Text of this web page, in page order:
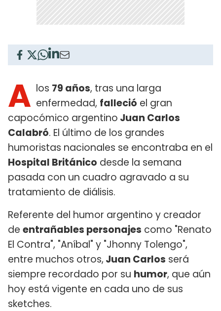
A los 79 años, tras una larga
enfermedad, falleció el gran
capocómico argentino Juan Carlos
Calabró. El último de los grandes
humoristas nacionales se encontraba en el
Hospital Británico desde la semana
pasada con un cuadro agravado a su
tratamiento de diálisis.
Referente del humor argentino y creador
de entrañables personajes como "Renato
El Contra", "Aníbal" y "Jhonny Tolengo",
entre muchos otros, Juan Carlos será
siempre recordado por su humor, que aún
hoy está vigente en cada uno de sus
sketches.